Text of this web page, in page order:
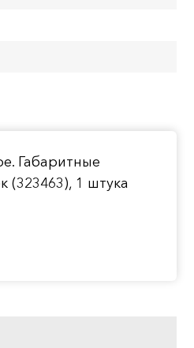
Габаритные
(323463), 1 штука